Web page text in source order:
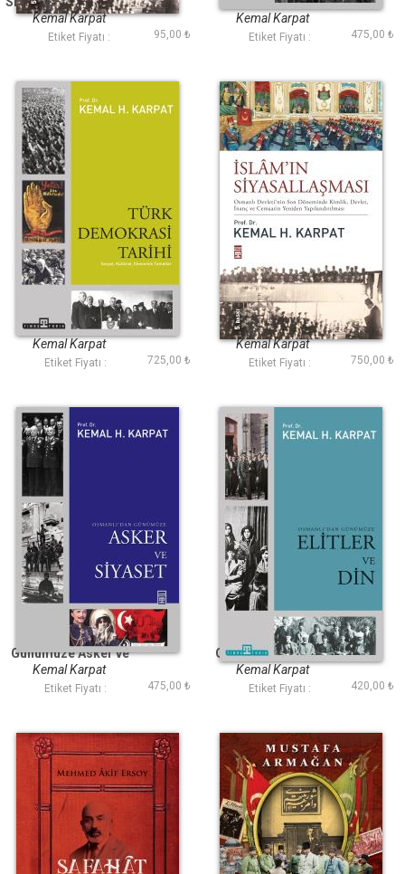
Kemal Karpat
Etiket Fiyatı : 95,00 ₺
Kemal Karpat
Etiket Fiyatı : 475,00 ₺
Türk Demokrasi
Tarihi
Kemal Karpat
Etiket Fiyatı : 725,00 ₺
İslamın
Siyasallaşması
Kemal Karpat
Etiket Fiyatı : 750,00 ₺
Osmanlıdan
Günümüze Asker ve
Siyaset
Kemal Karpat
Etiket Fiyatı : 475,00 ₺
Osmanlıdan
Günümüze Elitler ve
Din
Kemal Karpat
Etiket Fiyatı : 420,00 ₺